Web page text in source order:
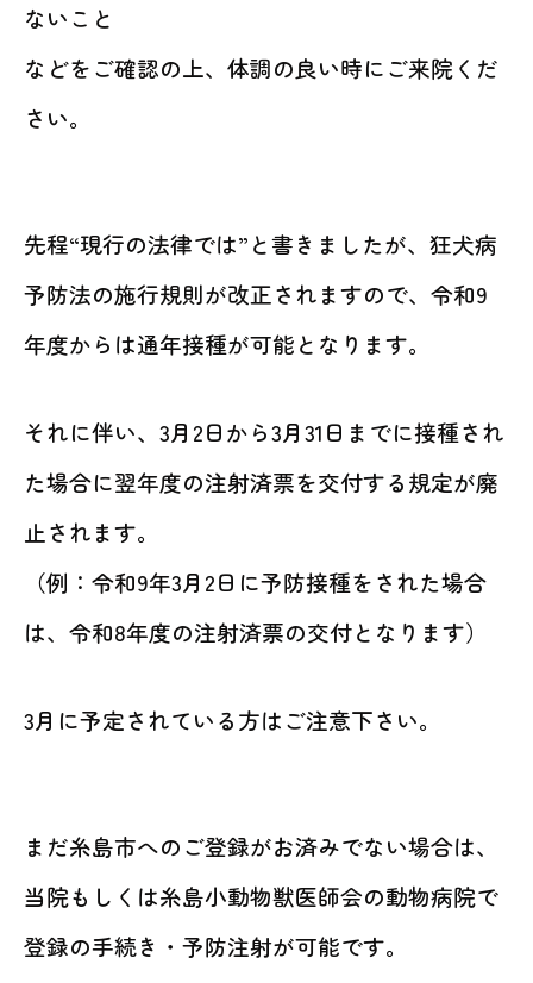
ないこと
などをご確認の上、体調の良い時にご来院くだ
さい。
先程“現行の法律では”と書きましたが、狂犬病
予防法の施行規則が改正されますので、令和9
年度からは通年接種が可能となります。
それに伴い、3月2日から3月31日までに接種され
た場合に翌年度の注射済票を交付する規定が廃
止されます。
（例：令和9年3月2日に予防接種をされた場合
は、令和8年度の注射済票の交付となります）
3月に予定されている方はご注意下さい。
まだ糸島市へのご登録がお済みでない場合は、
当院もしくは糸島小動物獣医師会の動物病院で
登録の手続き・予防注射が可能です。